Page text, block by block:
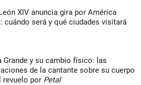
XIV anuncia gira por América
cuándo será y qué ciudades visitará
Grande y su cambio físico: las
de la cantante sobre su cuerpo
revuelo por Petal